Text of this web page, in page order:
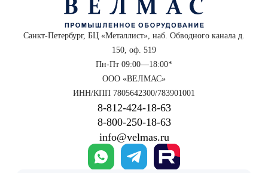
Санкт-Петербург, БЦ «Металлист», наб. Обводного канала д.
150, оф. 519
Пн-Пт 09:00—18:00*
ООО «ВЕЛМАС»
ИНН/КПП 7805642300/783901001
8‑812‑424‑18‑63
8‑800‑250‑18‑63
info@velmas.ru